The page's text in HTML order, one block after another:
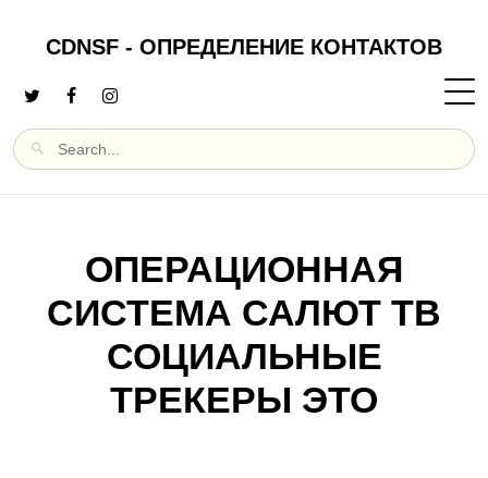
CDNSF - ОПРЕДЕЛЕНИЕ КОНТАКТОВ
ОПЕРАЦИОННАЯ
СИСТЕМА САЛЮТ ТВ
СОЦИАЛЬНЫЕ
ТРЕКЕРЫ ЭТО